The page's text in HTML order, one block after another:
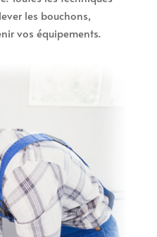
les bouchons,
vos équipements.